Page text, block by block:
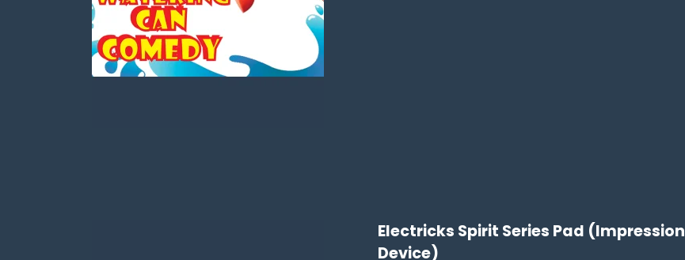
Electricks Spirit Series Pad (Impression
Device)